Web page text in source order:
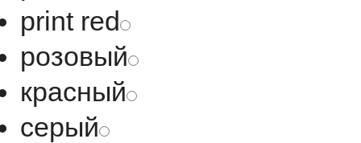
print red
розовый
красный
серый